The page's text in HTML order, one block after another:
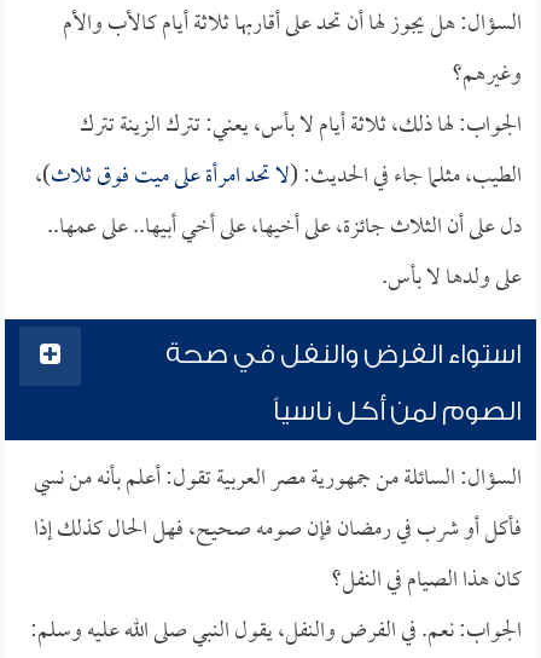
السؤال: هل يجوز لها أن تحد على أقاربها ثلاثة أيام كالأب والأم
وغيرهم؟
الجواب: لها ذلك، ثلاثة أيام لا بأس، يعني: تترك الزينة تترك
الطيب، مثلما جاء في الحديث: (لا تحد امرأة على ميت فوق ثلاث)،
دل على أن الثلاث جائزة، على أخيها، على أخي أبيها.. على عمها..
على ولدها لا بأس.
استواء الفرض والنفل في صحة
الصوم لمن أكل ناسياً
السؤال: السائلة من جمهورية مصر العربية تقول: أعلم بأنه من نسي
فأكل أو شرب في رمضان فإن صومه صحيح، فهل الحال كذلك إذا
كان هذا الصيام في النفل؟
الجواب: نعم. في الفرض والنفل، يقول النبي صلى الله عليه وسلم: